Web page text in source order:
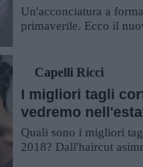
Un'acconciatura a
primaverile. Ecco il
Capelli Ricci
I migliori tagli
vedremo
Quali sono i migliori
2018? Dall'haircut